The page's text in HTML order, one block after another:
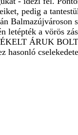
pedig a
Balmazújvároson
letépték a vörös
ÁRUK
hasonló